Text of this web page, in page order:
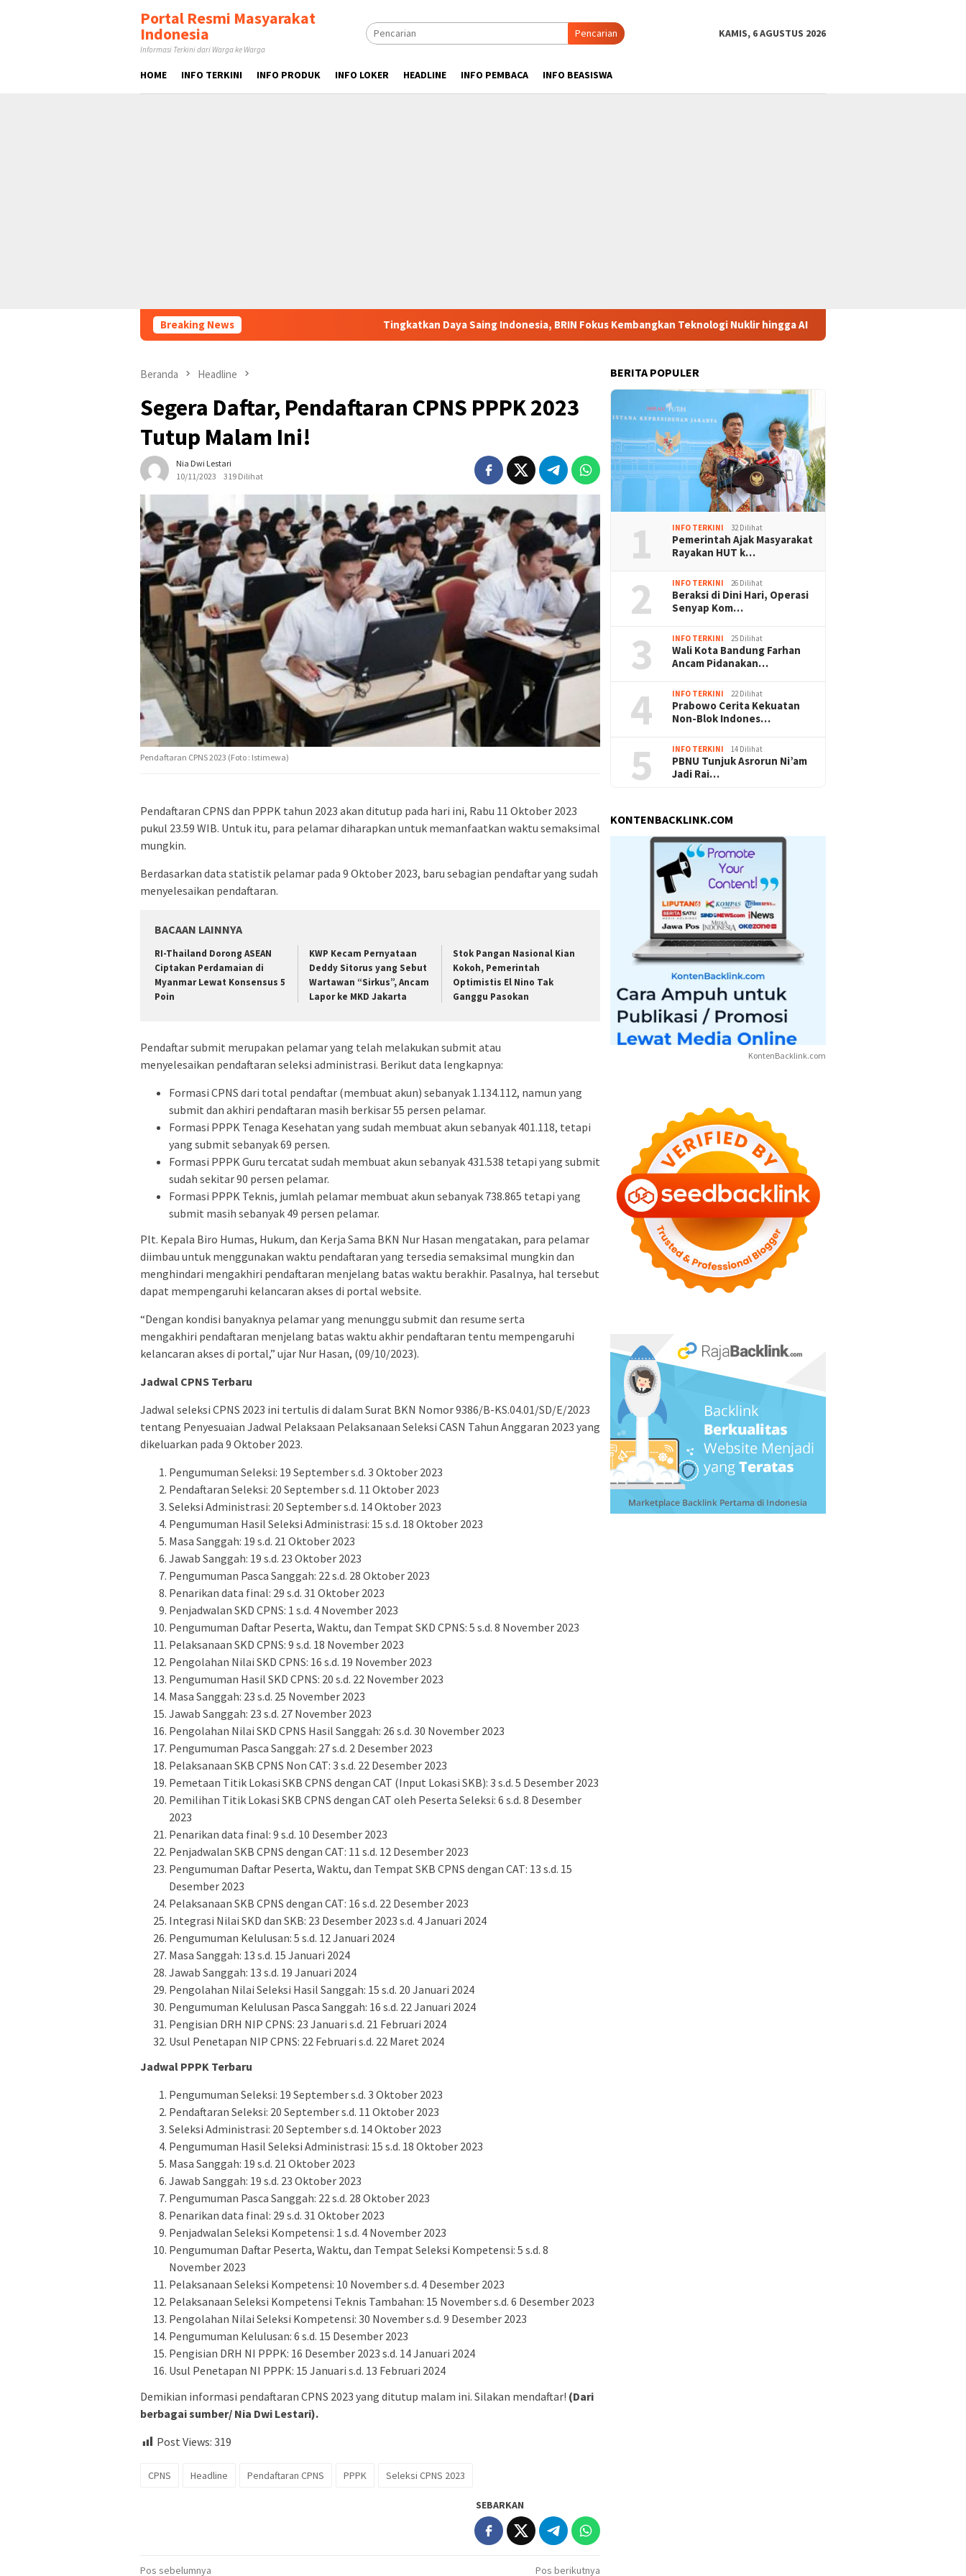
Portal Resmi Masyarakat
Indonesia
Informasi Terkini dari Warga ke Warga
Pencarian KAMIS, 6 AGUSTUS 2026
HOME INFO TERKINI INFO PRODUK INFO LOKER HEADLINE INFO PEMBACA INFO BEASISWA
Breaking News Tingkatkan Daya Saing Indonesia, BRIN Fokus Kembangkan Teknologi Nuklir hingga AI PBNU Tunjuk Asrorun Ni’am Jadi Rais
Beranda Headline
Segera Daftar, Pendaftaran CPNS PPPK 2023
Tutup Malam Ini!
Nia Dwi Lestari
10/11/2023
319 Dilihat
Pendaftaran CPNS 2023 (Foto : Istimewa)
Pendaftaran CPNS dan PPPK tahun 2023 akan ditutup pada hari ini, Rabu 11 Oktober 2023
pukul 23.59 WIB. Untuk itu, para pelamar diharapkan untuk memanfaatkan waktu semaksimal
mungkin.
Berdasarkan data statistik pelamar pada 9 Oktober 2023, baru sebagian pendaftar yang sudah
menyelesaikan pendaftaran.
BACAAN LAINNYA
RI-Thailand Dorong ASEAN
Ciptakan Perdamaian di
Myanmar Lewat Konsensus 5
Poin
KWP Kecam Pernyataan
Deddy Sitorus yang Sebut
Wartawan “Sirkus”, Ancam
Lapor ke MKD Jakarta
Stok Pangan Nasional Kian
Kokoh, Pemerintah
Optimistis El Nino Tak
Ganggu Pasokan
Pendaftar submit merupakan pelamar yang telah melakukan submit atau
menyelesaikan pendaftaran seleksi administrasi. Berikut data lengkapnya:
Formasi CPNS dari total pendaftar (membuat akun) sebanyak 1.134.112, namun yang
submit dan akhiri pendaftaran masih berkisar 55 persen pelamar.
Formasi PPPK Tenaga Kesehatan yang sudah membuat akun sebanyak 401.118, tetapi
yang submit sebanyak 69 persen.
Formasi PPPK Guru tercatat sudah membuat akun sebanyak 431.538 tetapi yang submit
sudah sekitar 90 persen pelamar.
Formasi PPPK Teknis, jumlah pelamar membuat akun sebanyak 738.865 tetapi yang
submit masih sebanyak 49 persen pelamar.
Plt. Kepala Biro Humas, Hukum, dan Kerja Sama BKN Nur Hasan mengatakan, para pelamar
diimbau untuk menggunakan waktu pendaftaran yang tersedia semaksimal mungkin dan
menghindari mengakhiri pendaftaran menjelang batas waktu berakhir. Pasalnya, hal tersebut
dapat mempengaruhi kelancaran akses di portal website.
“Dengan kondisi banyaknya pelamar yang menunggu submit dan resume serta
mengakhiri pendaftaran menjelang batas waktu akhir pendaftaran tentu mempengaruhi
kelancaran akses di portal,” ujar Nur Hasan, (09/10/2023).
Jadwal CPNS Terbaru
Jadwal seleksi CPNS 2023 ini tertulis di dalam Surat BKN Nomor 9386/B-KS.04.01/SD/E/2023
tentang Penyesuaian Jadwal Pelaksaan Pelaksanaan Seleksi CASN Tahun Anggaran 2023 yang
dikeluarkan pada 9 Oktober 2023.
Pengumuman Seleksi: 19 September s.d. 3 Oktober 2023
Pendaftaran Seleksi: 20 September s.d. 11 Oktober 2023
Seleksi Administrasi: 20 September s.d. 14 Oktober 2023
Pengumuman Hasil Seleksi Administrasi: 15 s.d. 18 Oktober 2023
Masa Sanggah: 19 s.d. 21 Oktober 2023
Jawab Sanggah: 19 s.d. 23 Oktober 2023
Pengumuman Pasca Sanggah: 22 s.d. 28 Oktober 2023
Penarikan data final: 29 s.d. 31 Oktober 2023
Penjadwalan SKD CPNS: 1 s.d. 4 November 2023
Pengumuman Daftar Peserta, Waktu, dan Tempat SKD CPNS: 5 s.d. 8 November 2023
Pelaksanaan SKD CPNS: 9 s.d. 18 November 2023
Pengolahan Nilai SKD CPNS: 16 s.d. 19 November 2023
Pengumuman Hasil SKD CPNS: 20 s.d. 22 November 2023
Masa Sanggah: 23 s.d. 25 November 2023
Jawab Sanggah: 23 s.d. 27 November 2023
Pengolahan Nilai SKD CPNS Hasil Sanggah: 26 s.d. 30 November 2023
Pengumuman Pasca Sanggah: 27 s.d. 2 Desember 2023
Pelaksanaan SKB CPNS Non CAT: 3 s.d. 22 Desember 2023
Pemetaan Titik Lokasi SKB CPNS dengan CAT (Input Lokasi SKB): 3 s.d. 5 Desember 2023
Pemilihan Titik Lokasi SKB CPNS dengan CAT oleh Peserta Seleksi: 6 s.d. 8 Desember
2023
Penarikan data final: 9 s.d. 10 Desember 2023
Penjadwalan SKB CPNS dengan CAT: 11 s.d. 12 Desember 2023
Pengumuman Daftar Peserta, Waktu, dan Tempat SKB CPNS dengan CAT: 13 s.d. 15
Desember 2023
Pelaksanaan SKB CPNS dengan CAT: 16 s.d. 22 Desember 2023
Integrasi Nilai SKD dan SKB: 23 Desember 2023 s.d. 4 Januari 2024
Pengumuman Kelulusan: 5 s.d. 12 Januari 2024
Masa Sanggah: 13 s.d. 15 Januari 2024
Jawab Sanggah: 13 s.d. 19 Januari 2024
Pengolahan Nilai Seleksi Hasil Sanggah: 15 s.d. 20 Januari 2024
Pengumuman Kelulusan Pasca Sanggah: 16 s.d. 22 Januari 2024
Pengisian DRH NIP CPNS: 23 Januari s.d. 21 Februari 2024
Usul Penetapan NIP CPNS: 22 Februari s.d. 22 Maret 2024
Jadwal PPPK Terbaru
Pengumuman Seleksi: 19 September s.d. 3 Oktober 2023
Pendaftaran Seleksi: 20 September s.d. 11 Oktober 2023
Seleksi Administrasi: 20 September s.d. 14 Oktober 2023
Pengumuman Hasil Seleksi Administrasi: 15 s.d. 18 Oktober 2023
Masa Sanggah: 19 s.d. 21 Oktober 2023
Jawab Sanggah: 19 s.d. 23 Oktober 2023
Pengumuman Pasca Sanggah: 22 s.d. 28 Oktober 2023
Penarikan data final: 29 s.d. 31 Oktober 2023
Penjadwalan Seleksi Kompetensi: 1 s.d. 4 November 2023
Pengumuman Daftar Peserta, Waktu, dan Tempat Seleksi Kompetensi: 5 s.d. 8
November 2023
Pelaksanaan Seleksi Kompetensi: 10 November s.d. 4 Desember 2023
Pelaksanaan Seleksi Kompetensi Teknis Tambahan: 15 November s.d. 6 Desember 2023
Pengolahan Nilai Seleksi Kompetensi: 30 November s.d. 9 Desember 2023
Pengumuman Kelulusan: 6 s.d. 15 Desember 2023
Pengisian DRH NI PPPK: 16 Desember 2023 s.d. 14 Januari 2024
Usul Penetapan NI PPPK: 15 Januari s.d. 13 Februari 2024
Demikian informasi pendaftaran CPNS 2023 yang ditutup malam ini. Silakan mendaftar! (Dari
berbagai sumber/ Nia Dwi Lestari).
Post Views: 319
CPNS Headline Pendaftaran CPNS PPPK Seleksi CPNS 2023
SEBARKAN
Pos sebelumnya Pos berikutnya
BERITA POPULER
1 INFO TERKINI 32 Dilihat
Pemerintah Ajak Masyarakat
Rayakan HUT k…
2 INFO TERKINI 26 Dilihat
Beraksi di Dini Hari, Operasi
Senyap Kom…
3 INFO TERKINI 25 Dilihat
Wali Kota Bandung Farhan
Ancam Pidanakan…
4 INFO TERKINI 22 Dilihat
Prabowo Cerita Kekuatan
Non-Blok Indones…
5 INFO TERKINI 14 Dilihat
PBNU Tunjuk Asrorun Ni’am
Jadi Rai…
KONTENBACKLINK.COM
KontenBacklink.com